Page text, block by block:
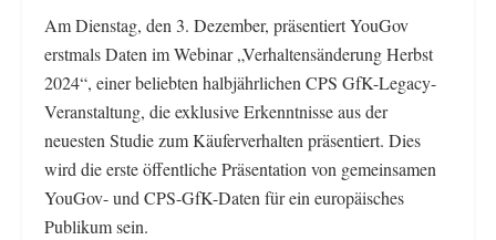
Am Dienstag, den 3. Dezember, präsentiert YouGov
erstmals Daten im Webinar „Verhaltensänderung Herbst
2024“, einer beliebten halbjährlichen CPS GfK-Legacy-
Veranstaltung, die exklusive Erkenntnisse aus der
neuesten Studie zum Käuferverhalten präsentiert. Dies
wird die erste öffentliche Präsentation von gemeinsamen
YouGov- und CPS-GfK-Daten für ein europäisches
Publikum sein.